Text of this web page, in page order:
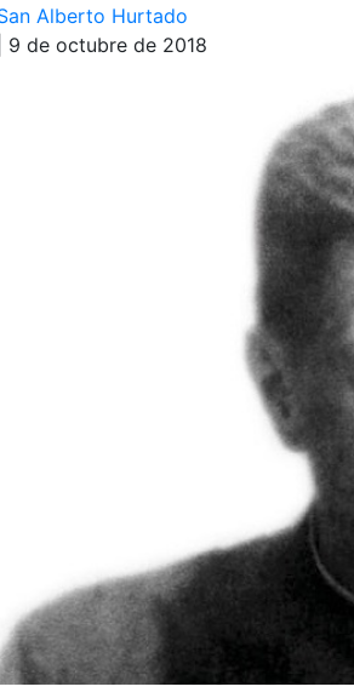
Alberto Hurtado
| 9 de octubre de 2018